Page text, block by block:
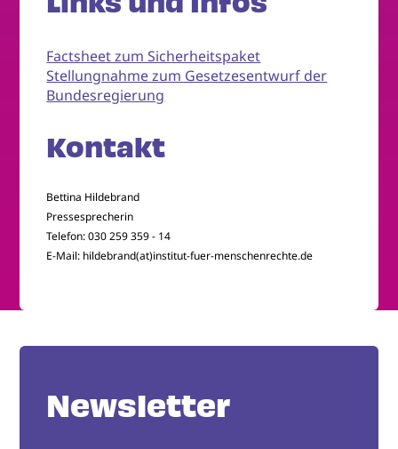
Factsheet zum Sicherheitspaket
Stellungnahme zum Gesetzesentwurf der
Bundesregierung
Kontakt
Bettina Hildebrand
Pressesprecherin
Telefon: 030 259 359 - 14
E-Mail: hildebrand(at)institut-fuer-menschenrechte.de
Newsletter